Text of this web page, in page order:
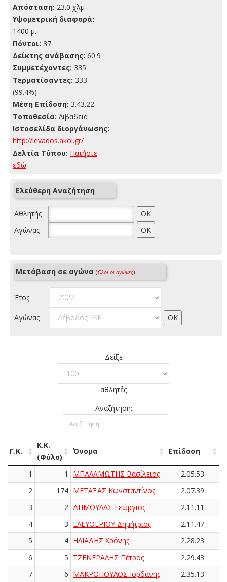
Απόσταση: 23.0 χλμ
Yψομετρική διαφορά:
1400 μ.
Πόντοι: 37
Δείκτης ανάβασης: 60.9
Συμμετέχοντες: 335
Τερματίσαντες: 333
(99.4%)
Μέση Επίδοση: 3.43.22
Τοποθεσία: Λιβαδειά
Ιστοσελίδα διοργάνωσης:
http://levados.akol.gr/
Δελτία Τύπου: Πατήστε
εδώ
Ελεύθερη Αναζήτηση
Αθλητής
Αγώνας
Μετάβαση σε αγώνα (Όλοι οι αγώνες)
Έτος
Αγώνας
Δείξε
αθλητές
Αναζήτηση:
Γ.Κ.
Κ.Κ.
(Φύλο)
Όνομα Επίδοση
1 1 ΜΠΑΛΑΜΩΤΗΣ Βασίλειος
2.05.53
2
174 ΜΕΤΑΞΑΣ Κωνσταντίνος
2.07.39
3
2 ΔΗΜΟΥΛΑΣ Γεώργιος
2.11.11
4
3 ΕΛΕΥΘΕΡΙΟΥ Δημήτριος
2.11.47
5
4 ΗΛΙΑΔΗΣ Χρόνης
2.28.23
6
5 ΤΖΕΝΕΡΑΛΗΣ Πέτρος
2.29.43
7
6 ΜΑΚΡΟΠΟΥΛΟΣ Ιορδάνης
2.35.13